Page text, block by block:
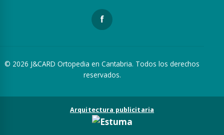
f
© 2026 J&CARD Ortopedia en Cantabria. Todos los derechos
reservados.
Arquitectura publicitaria